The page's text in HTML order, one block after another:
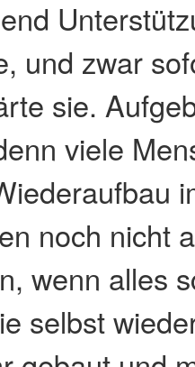
und zwar
sie.
viele
noch nicht
wenn alles
selbst